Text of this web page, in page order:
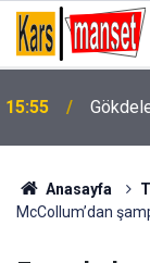
15:55
15:53
Anasayfa
McCollum’dan